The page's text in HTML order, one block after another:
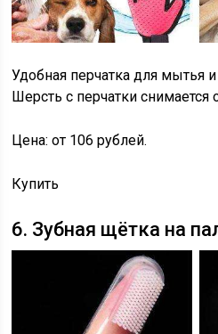
Удобная перчатка для мытья
Шерсть с перчатки снимается
Цена: от 106 рублей.
Купить
6. Зубная щётка на